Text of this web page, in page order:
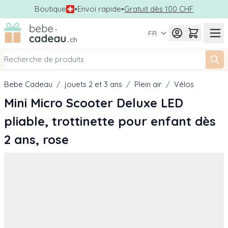
Boutique •Envoi rapide•Gratuit dès 100 CHF
Allez au contenu
FR
Bebe Cadeau / jouets 2 et 3 ans / Plein air / Vélos
Mini Micro Scooter Deluxe LED
pliable, trottinette pour enfant dès
2 ans, rose